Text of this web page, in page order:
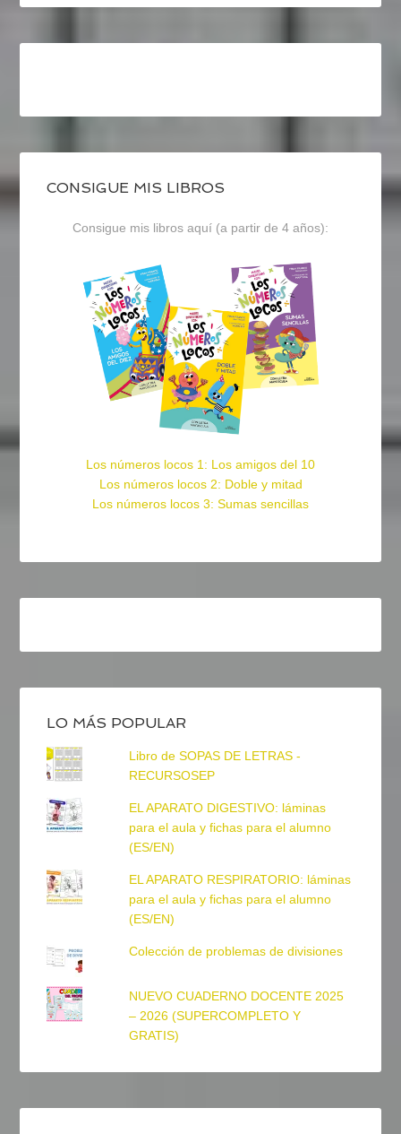
CONSIGUE MIS LIBROS
Consigue mis libros aquí (a partir de 4 años):
Los números locos 1: Los amigos del 10
Los números locos 2: Doble y mitad
Los números locos 3: Sumas sencillas
LO MÁS POPULAR
Libro de SOPAS DE LETRAS -
RECURSOSEP
EL APARATO DIGESTIVO: láminas
para el aula y fichas para el alumno
(ES/EN)
EL APARATO RESPIRATORIO: láminas
para el aula y fichas para el alumno
(ES/EN)
Colección de problemas de divisiones
NUEVO CUADERNO DOCENTE 2025
– 2026 (SUPERCOMPLETO Y
GRATIS)